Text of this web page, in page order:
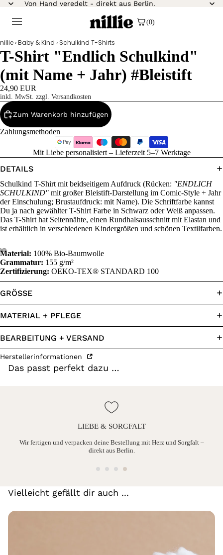
Von Hand veredelt - direkt aus Berlin.
(0)
nillie›Baby & Kind › Schulkind T-Shirts
T-Shirt "Endlich Schulkind"
(mit Name + Jahr) #Bleistift
24,90 EUR
inkl. MwSt. zzgl. Versandkosten
Zum Warenkorb hinzufügen
Zahlungsmethoden
Mit Liebe personalisiert – Lieferzeit 5–7 Werktage
DETAILS
Schulkind T-Shirt mit beidseitigem Aufdruck (Rücken: "ENDLICH
SCHULKIND" mit großer Bleistift-Darstellung im Comic-Style + Jahr
der Einschulung; Brustaufdruck: mit Name). Die Schriftfarbe kannst
Du ja nach gewählter T-Shirt Farbe in Schwarz oder Weiß anpassen.
Das T-Shirt hat Seitennähte, einen Rundhalsausschnitt mit Elastan und
ist erhältlich in verschiedenen Kindergrößen und schönen Textilfarben.
Material: 100% Bio-Baumwolle
Grammatur: 155 g/m²
Zertifizierung: OEKO-TEX® STANDARD 100
GRÖSSE
MATERIAL + PFLEGE
BEARBEITUNG + VERSAND
Herstellerinformationen
Das passt perfekt dazu …
LIEBE & SORGFALT
Wir fertigen und verpacken deine Bestellung mit Herz und Sorgfalt –
direkt aus Berlin.
Vielleicht gefällt dir auch ...